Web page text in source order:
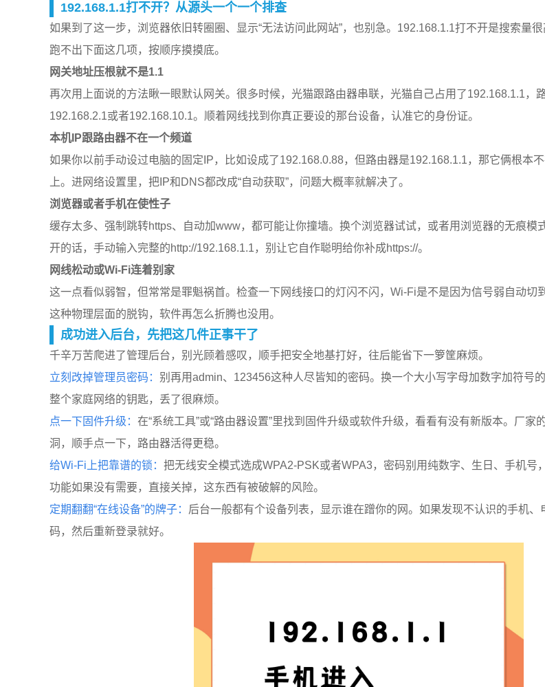
192.168.1.1打不开？从源头一个一个排查
如果到了这一步，浏览器依旧转圈圈、显示“无法访问此网站”，也别急。192.168.1.1打不开是搜索量
跑不出下面这几项，按顺序摸摸底。
网关地址压根就不是1.1
再次用上面说的方法瞅一眼默认网关。很多时候，光猫跟路由器串联，光猫自己占用了192.168.1.1，
192.168.2.1或者192.168.10.1。顺着网线找到你真正要设的那台设备，认准它的身份证。
本机IP跟路由器不在一个频道
如果你以前手动设过电脑的固定IP，比如设成了192.168.0.88，但路由器是192.168.1.1，那它俩根本
上。进网络设置里，把IP和DNS都改成“自动获取”，问题大概率就解决了。
浏览器或者手机在使性子
缓存太多、强制跳转https、自动加www，都可能让你撞墙。换个浏览器试试，或者用浏览器的无痕模
开的话，手动输入完整的http://192.168.1.1，别让它自作聪明给你补成https://。
网线松动或Wi-Fi连着别家
这一点看似弱智，但常常是罪魁祸首。检查一下网线接口的灯闪不闪，Wi-Fi是不是因为信号弱自动切
这种物理层面的脱钩，软件再怎么折腾也没用。
成功进入后台，先把这几件正事干了
千辛万苦爬进了管理后台，别光顾着感叹，顺手把安全地基打好，往后能省下一箩筐麻烦。
立刻改掉管理员密码： 别再用admin、123456这种人尽皆知的密码。换一个大小写字母加数字加符号
整个家庭网络的钥匙，丢了很麻烦。
点一下固件升级： 在“系统工具”或“路由器设置”里找到固件升级或软件升级，看看有没有新版本。厂家
洞，顺手点一下，路由器活得更稳。
给Wi-Fi上把靠谱的锁： 把无线安全模式选成WPA2-PSK或者WPA3，密码别用纯数字、生日、手机号
功能如果没有需要，直接关掉，这东西有被破解的风险。
定期翻翻“在线设备”的牌子： 后台一般都有个设备列表，显示谁在蹭你的网。如果发现不认识的手机、
码，然后重新登录就好。